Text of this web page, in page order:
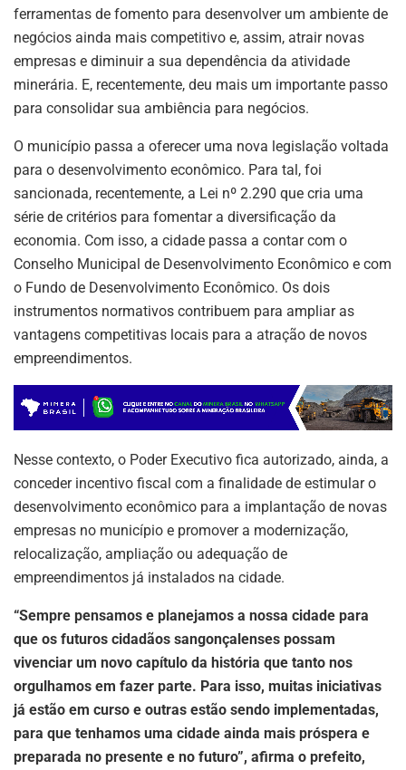
ferramentas de fomento para desenvolver um ambiente de
negócios ainda mais competitivo e, assim, atrair novas
empresas e diminuir a sua dependência da atividade
minerária. E, recentemente, deu mais um importante passo
para consolidar sua ambiência para negócios.
O município passa a oferecer uma nova legislação voltada
para o desenvolvimento econômico. Para tal, foi
sancionada, recentemente, a Lei nº 2.290 que cria uma
série de critérios para fomentar a diversificação da
economia. Com isso, a cidade passa a contar com o
Conselho Municipal de Desenvolvimento Econômico e com
o Fundo de Desenvolvimento Econômico. Os dois
instrumentos normativos contribuem para ampliar as
vantagens competitivas locais para a atração de novos
empreendimentos.
Nesse contexto, o Poder Executivo fica autorizado, ainda, a
conceder incentivo fiscal com a finalidade de estimular o
desenvolvimento econômico para a implantação de novas
empresas no município e promover a modernização,
relocalização, ampliação ou adequação de
empreendimentos já instalados na cidade.
“Sempre pensamos e planejamos a nossa cidade para
que os futuros cidadãos sangonçalenses possam
vivenciar um novo capítulo da história que tanto nos
orgulhamos em fazer parte. Para isso, muitas iniciativas
já estão em curso e outras estão sendo implementadas,
para que tenhamos uma cidade ainda mais próspera e
preparada no presente e no futuro”, afirma o prefeito,